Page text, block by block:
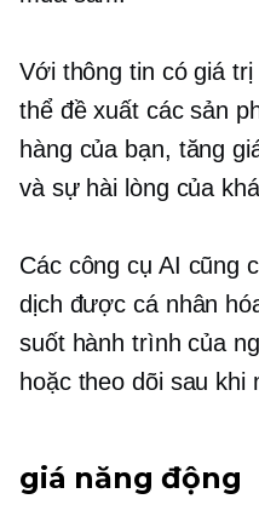
Với thông tin có giá
thể đề xuất các sản
hàng của bạn, tăng
và sự hài lòng của
Các công cụ AI cũng
dịch được cá nhân
suốt hành trình của
hoặc theo dõi sau khi
giá năng động